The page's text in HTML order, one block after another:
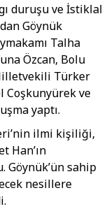
duruşu ve İstiklal
Göynük
Talha
Özcan, Bolu
Türker
Coşkunyürek ve
yaptı.
ilmi kişiliği,
Han’ın
sahip
nesillere